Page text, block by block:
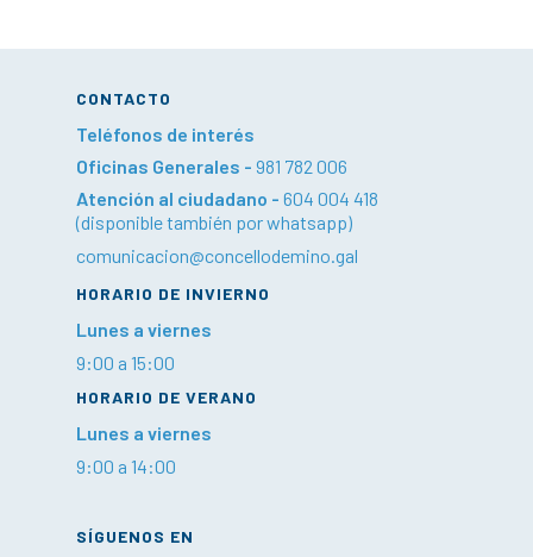
CONTACTO
Teléfonos de interés
Oficinas Generales - 981 782 006
Atención al ciudadano - 604 004 418
(disponible también por whatsapp)
comunicacion@concellodemino.gal
HORARIO DE INVIERNO
Lunes a viernes
9:00 a 15:00
HORARIO DE VERANO
Lunes a viernes
9:00 a 14:00
SÍGUENOS EN